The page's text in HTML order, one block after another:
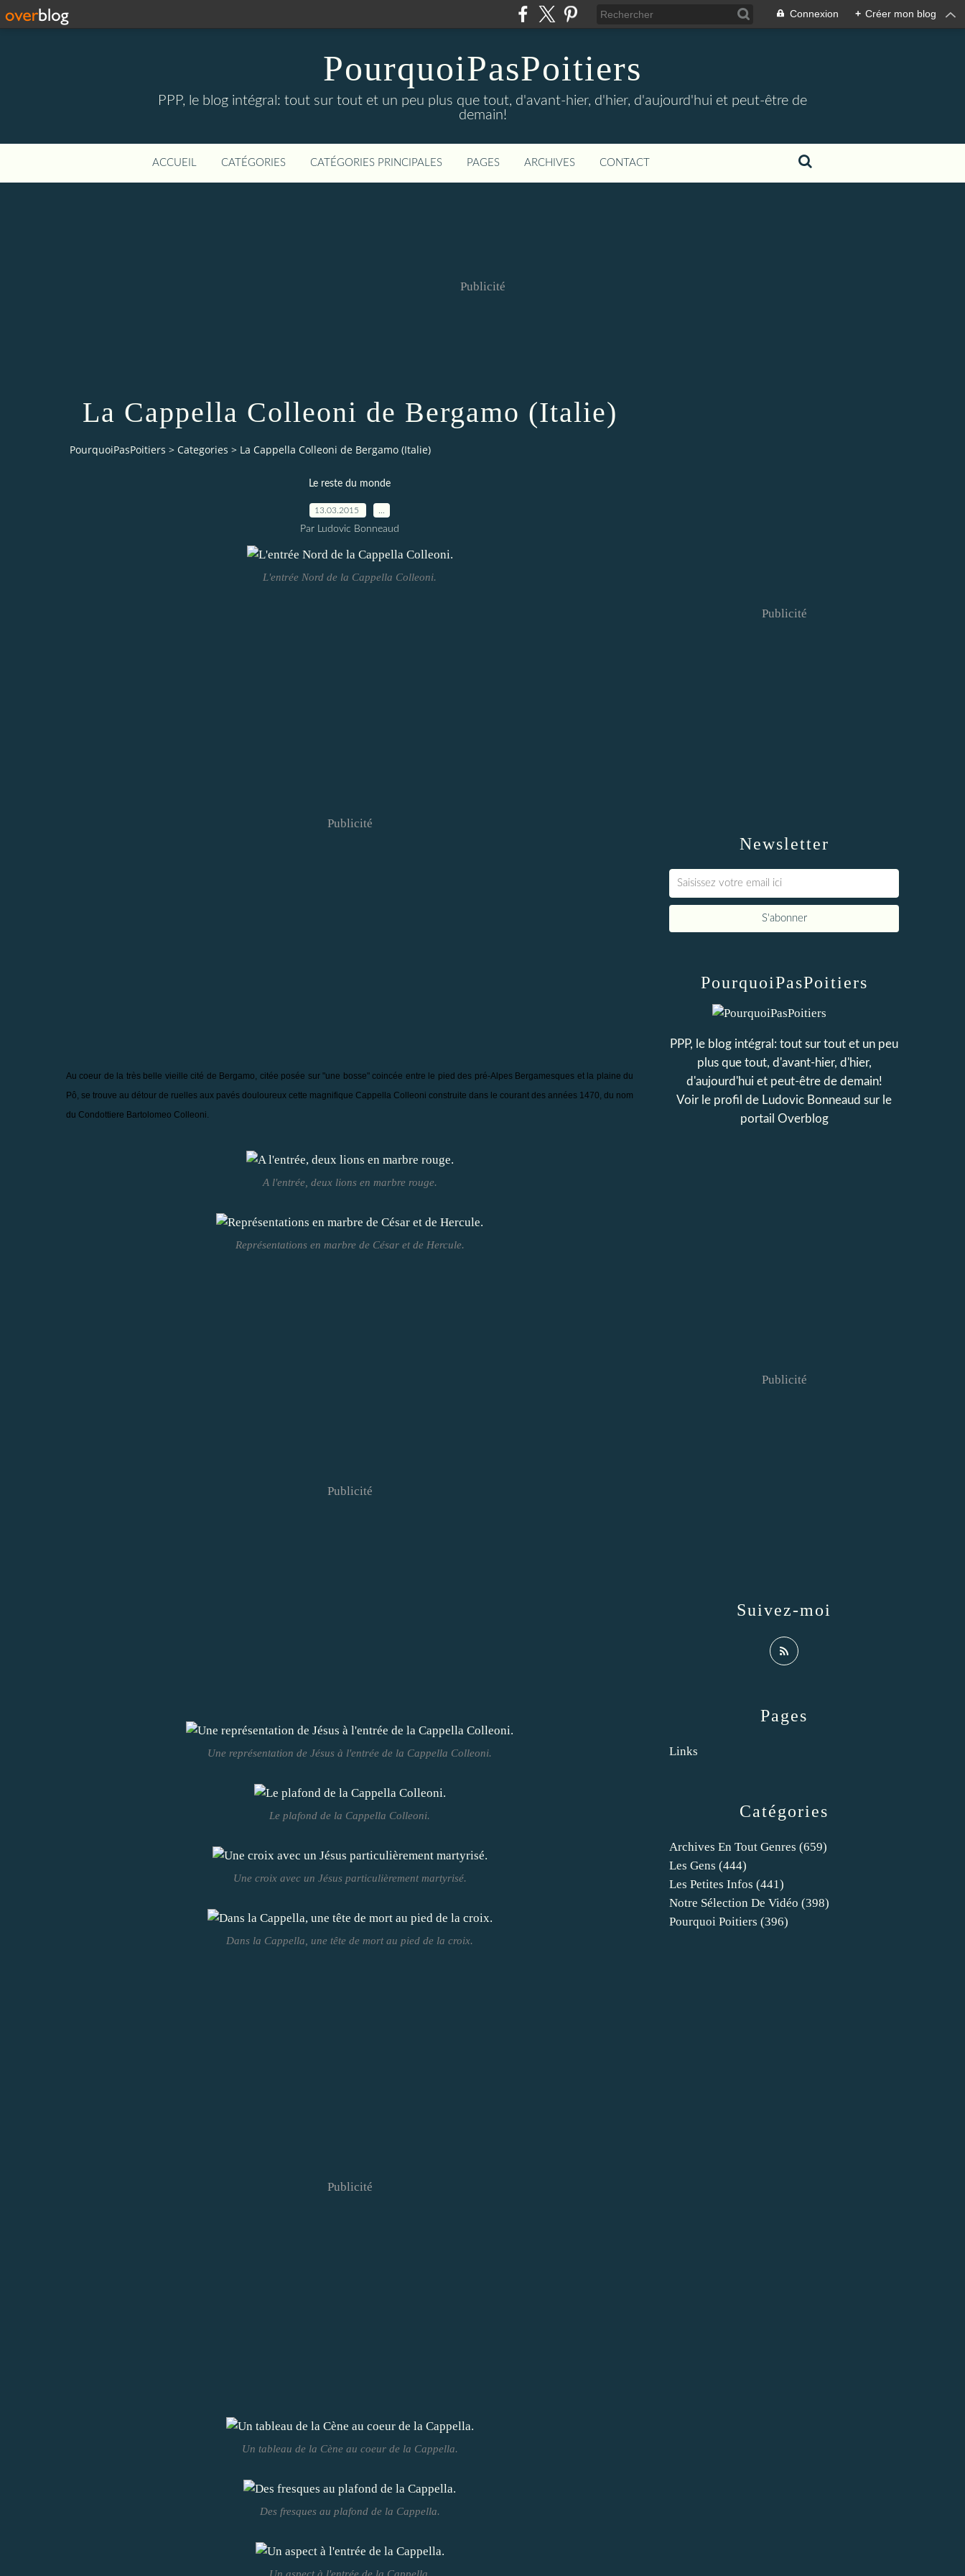
Connexion + Créer mon blog
PourquoiPasPoitiers
PPP, le blog intégral: tout sur tout et un peu plus que tout, d'avant-hier, d'hier, d'aujourd'hui et peut-être de
demain!
ACCUEIL CATÉGORIES CATÉGORIES PRINCIPALES PAGES ARCHIVES CONTACT
Publicité
La Cappella Colleoni de Bergamo (Italie)
PourquoiPasPoitiers > Categories > La Cappella Colleoni de Bergamo (Italie)
Le reste du monde
13.03.2015
Par Ludovic Bonneaud
L'entrée Nord de la Cappella Colleoni.
Publicité
Au coeur de la très belle vieille cité de Bergamo, citée posée sur "une bosse" coincée entre le pied des pré-Alpes Bergamesques et la plaine du
Pô, se trouve au détour de ruelles aux pavés douloureux cette magnifique Cappella Colleoni construite dans le courant des années 1470, du nom
du Condottiere Bartolomeo Colleoni.
A l'entrée, deux lions en marbre rouge.
Représentations en marbre de César et de Hercule.
Publicité
Une représentation de Jésus à l'entrée de la Cappella Colleoni.
Le plafond de la Cappella Colleoni.
Une croix avec un Jésus particulièrement martyrisé.
Dans la Cappella, une tête de mort au pied de la croix.
Publicité
Un tableau de la Cène au coeur de la Cappella.
Des fresques au plafond de la Cappella.
Un aspect à l'entrée de la Cappella.
Newsletter
Publicité
Catégories
Archives En Tout Genres (659)
Les Gens (444)
Les Petites Infos (441)
Notre Sélection De Vidéo (398)
Pourquoi Poitiers (396)
Pages
Links
PourquoiPasPoitiers
PPP, le blog intégral: tout sur tout et un peu
plus que tout, d'avant-hier, d'hier,
d'aujourd'hui et peut-être de demain!
Voir le profil de Ludovic Bonneaud sur le
portail Overblog
Suivez-moi
Publicité